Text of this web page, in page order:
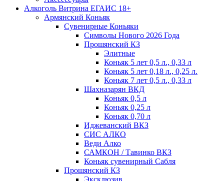
Алкоголь Витрина ЕГАИС 18+
Армянский Коньяк
Сувенирные Коньяки
Символы Нового 2026 Года
Прошянский КЗ
Элитные
Коньяк 5 лет 0,5 л., 0,33 л
Коньяк 5 лет 0,18 л., 0,25 л.
Коньяк 7 лет 0,5 л., 0,33 л
Шахназарян ВКД
Коньяк 0,5 л
Коньяк 0,25 л
Коньяк 0,70 л
Иджеванский ВКЗ
СИС АЛКО
Веди Алко
САМКОН / Тавинко ВКЗ
Коньяк сувенирный Сабля
Прошянский КЗ
Эксклюзив